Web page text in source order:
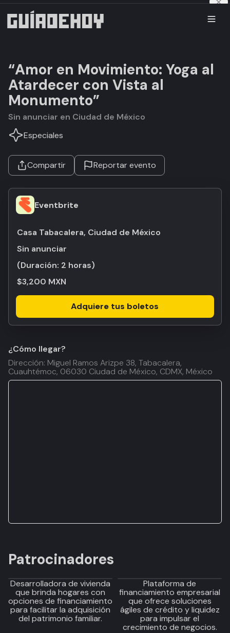
“Amor en Movimiento: Yoga al
Atardecer con Vista al
Monumento”
Sin anunciar en Ciudad de México
Especiales
Compartir Reportar evento
Eventbrite
Casa Tabacalera, Ciudad de México
Sin anunciar
(Duración: 2 horas)
$3,200 MXN
Adquiere tus boletos
¿Cómo llegar?
Dirección: Miguel Ramos Arizpe 38, Tabacalera,
Cuauhtémoc, 06030 Ciudad de México, CDMX, México
Patrocinadores
Desarrolladora de vivienda
que brinda hogares con
opciones de financiamiento
para facilitar la adquisición
del patrimonio familiar.
Plataforma de
financiamiento empresarial
que ofrece soluciones
ágiles de crédito y liquidez
para impulsar el
crecimiento de negocios.